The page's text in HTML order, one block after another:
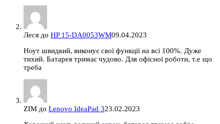
Леся до HP 15-DA0053WM09.04.2023
Ноут швидкий, виконує свої функції на всі 100%. Дуже
тихий. Батарея тримає чудово. Для офісної роботи, т.е що
треба
ZIM до Lenovo IdeaPad 323.02.2023